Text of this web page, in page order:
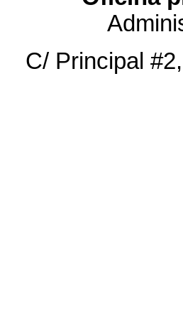
C/ Principal